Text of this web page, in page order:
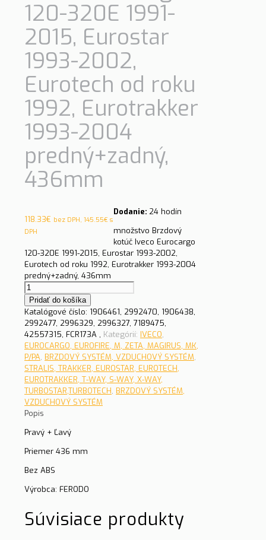
120-320E 1991-
2015, Eurostar
1993-2002,
Eurotech od roku
1992, Eurotrakker
1993-2004
predný+zadný,
436mm
118.33€ bez DPH, 145.55€ s
DPH
Dodanie: 24 hodín
množstvo Brzdový
kotúč Iveco Eurocargo
120-320E 1991-2015, Eurostar 1993-2002,
Eurotech od roku 1992, Eurotrakker 1993-2004
predný+zadný, 436mm
Pridať do košíka
Katalógové číslo: 1906461, 2992470, 1906438,
2992477, 2996329, 2996327, 7189475,
42557315, FCR173A , Kategórií: IVECO,
EUROCARGO, EUROFIRE, M, ZETA, MAGIRUS, MK,
P/PA, BRZDOVÝ SYSTÉM, VZDUCHOVÝ SYSTÉM,
STRALIS, TRAKKER, EUROSTAR, EUROTECH,
EUROTRAKKER, T-WAY, S-WAY, X-WAY,
TURBOSTAR,TURBOTECH, BRZDOVÝ SYSTÉM,
VZDUCHOVÝ SYSTÉM
Popis
Pravý + Ľavý
Priemer 436 mm
Bez ABS
Výrobca: FERODO
Súvisiace produkty